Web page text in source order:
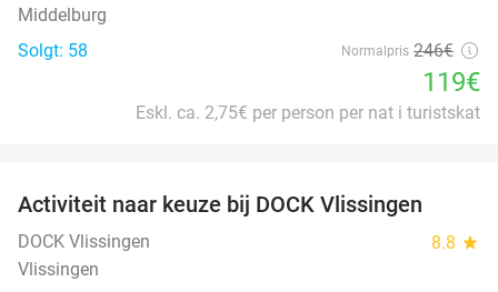
Middelburg
Solgt: 58
Normalpris 246€
119€
Eskl. ca. 2,75€ per person per nat i turistskat
Activiteit naar keuze bij DOCK Vlissingen
DOCK Vlissingen 8.8 star
Vlissingen